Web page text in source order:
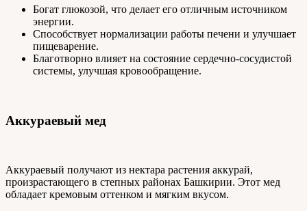
Богат глюкозой, что делает его отличным источником
энергии.
Способствует нормализации работы печени и улучшает
пищеварение.
Благотворно влияет на состояние сердечно-сосудистой
системы, улучшая кровообращение.
Аккураевый мед
Аккураевый получают из нектара растения аккурай,
произрастающего в степных районах Башкирии. Этот мед
обладает кремовым оттенком и мягким вкусом.